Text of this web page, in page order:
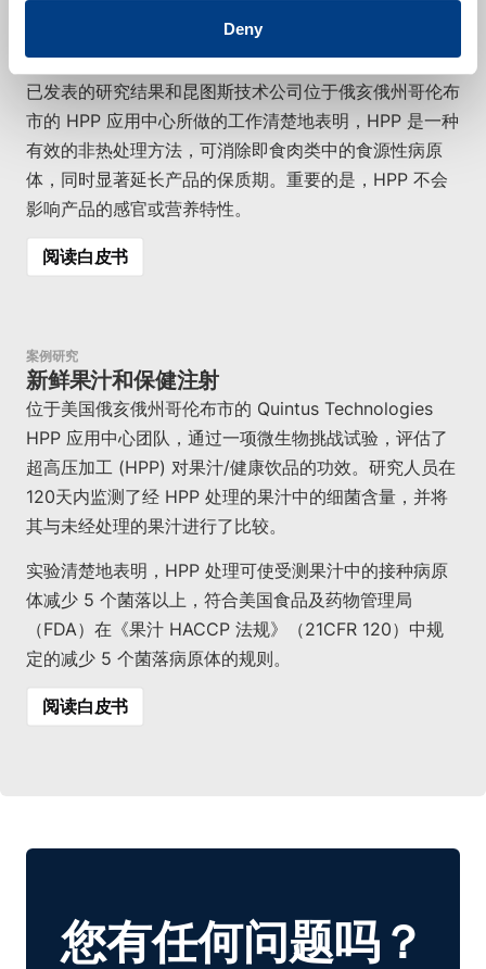
Deny
已发表的研究结果和昆图斯技术公司位于俄亥俄州哥伦布
市的 HPP 应用中心所做的工作清楚地表明，HPP 是一种
有效的非热处理方法，可消除即食肉类中的食源性病原
体，同时显著延长产品的保质期。重要的是，HPP 不会
影响产品的感官或营养特性。
阅读白皮书
案例研究
新鲜果汁和保健注射
位于美国俄亥俄州哥伦布市的 Quintus Technologies
HPP 应用中心团队，通过一项微生物挑战试验，评估了
超高压加工 (HPP) 对果汁/健康饮品的功效。研究人员在
120天内监测了经 HPP 处理的果汁中的细菌含量，并将
其与未经处理的果汁进行了比较。
实验清楚地表明，HPP 处理可使受测果汁中的接种病原
体减少 5 个菌落以上，符合美国食品及药物管理局
（FDA）在《果汁 HACCP 法规》（21CFR 120）中规
定的减少 5 个菌落病原体的规则。
阅读白皮书
您有任何问题吗？